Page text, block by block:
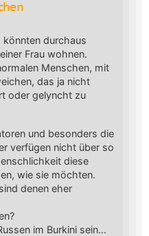
könnten durchaus
Frau wohnen.
Menschen, mit
das ja nicht
oder gelyncht zu
und besonders die
verfügen nicht über so
diese
wie sie möchten.
denen eher
im Burkini sein…